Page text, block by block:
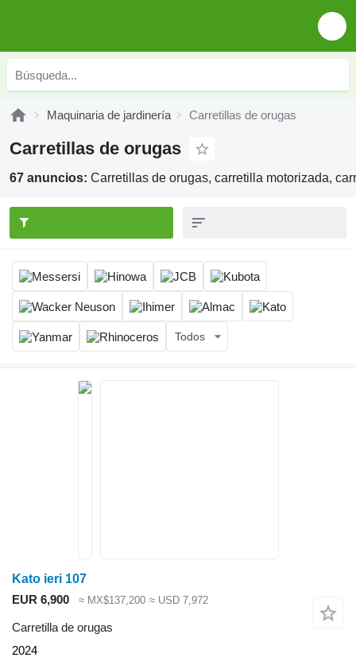
Maquinaria de jardinería Carretillas de orugas
Carretillas de orugas
67 anuncios: Carretillas de orugas, carretilla motorizada,
Todos
Kato ieri 107
EUR 6,900
≈ MX$137,200 ≈ USD 7,972
Carretilla de orugas
2024